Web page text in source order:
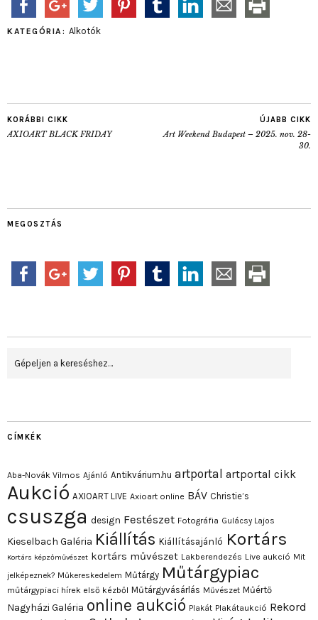
KATEGÓRIA: Alkotók
KORÁBBI CIKK
AXIOART BLACK FRIDAY
ÚJABB CIKK
Art Weekend Budapest – 2025. nov. 28-
30.
MEGOSZTÁS
CÍMKÉK
Aba-Novák Vilmos Ajánló Antikvárium.hu artportal artportal cikk
Aukció AXIOART LIVE Axioart online BÁV Christie’s
csuszga design Festészet Fotográfia Gulácsy Lajos
Kieselbach Galéria Kiállítás Kiállításajánló Kortárs
Kortárs képzőművészet kortárs művészet Lakberendezés Live aukció Mit
jelképeznek? Műkereskedelem Műtárgy Műtárgypiac
műtárgypiaci hírek első kézből Műtárgyvásárlás Művészet Műértő
Nagyházi Galéria online aukció Plakát Plakátaukció Rekord